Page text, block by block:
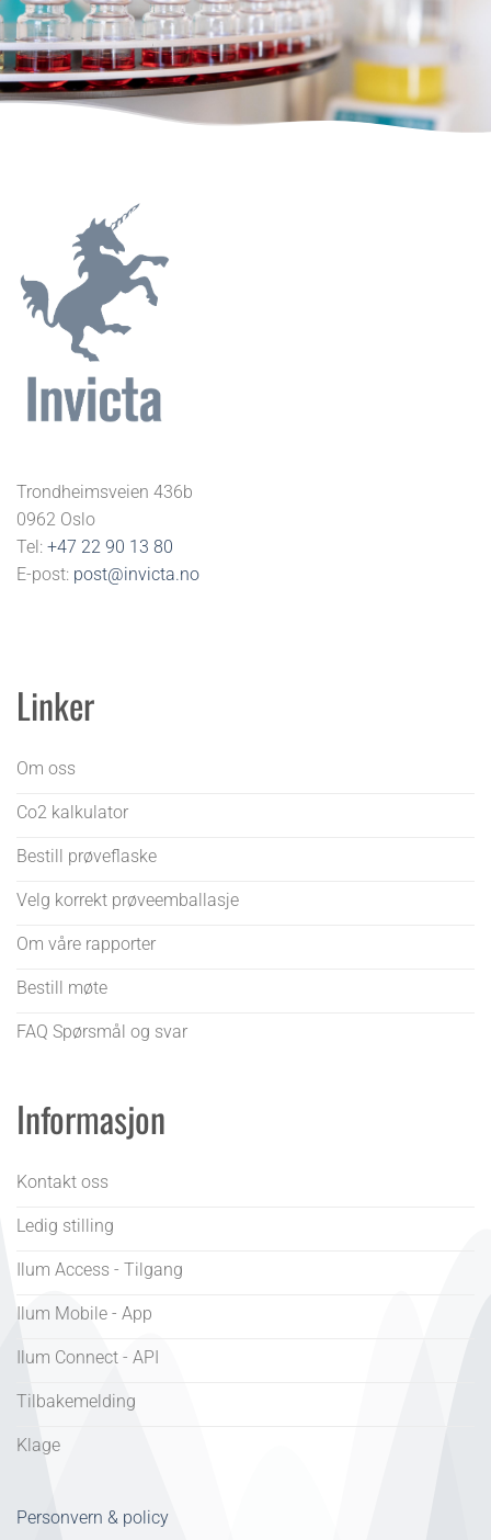
Trondheimsveien 436b
0962 Oslo
Tel: +47 22 90 13 80
E-post: post@invicta.no
Linker
Om oss
Co2 kalkulator
Bestill prøveflaske
Velg korrekt prøveemballasje
Om våre rapporter
Bestill møte
FAQ Spørsmål og svar
Informasjon
Kontakt oss
Ledig stilling
Ilum Access - Tilgang
Ilum Mobile - App
Ilum Connect - API
Tilbakemelding
Klage
Personvern & policy